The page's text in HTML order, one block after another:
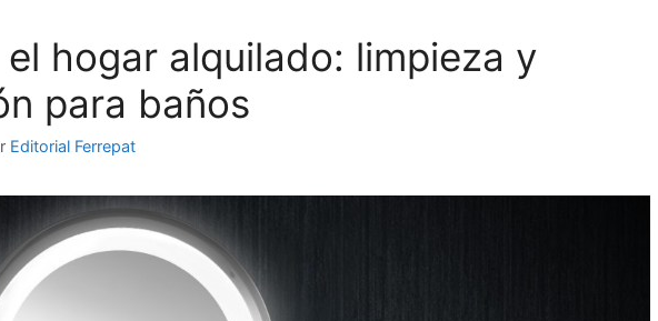
hogar alquilado: limpieza y
para baños
Editorial Ferrepat